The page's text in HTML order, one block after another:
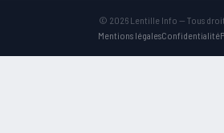
© 2026 Lentille Info — Tous
Mentions légalesConfidentialité